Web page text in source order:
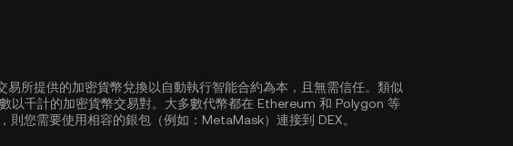
所提供的加密貨幣兌換以自動執行智能合約為本，且無需信任。類似
以千計的加密貨幣交易對。大多數代幣都在 Ethereum 和 Polygon 等
則您需要使用相容的銀包（例如：MetaMask）連接到 DEX。